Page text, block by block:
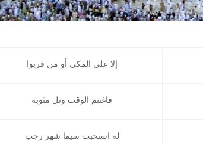
إلا على المكي أو من قربوا
فاغتنم الوقت ونل مثوبه
له استحبت سيما شهر رجب